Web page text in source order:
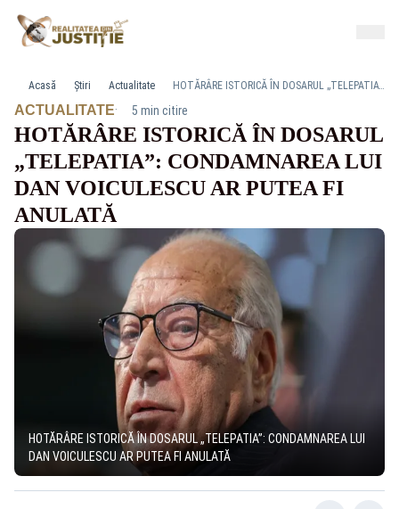
Acasă Știri Actualitate HOTĂRÂRE ISTORICĂ ÎN DOSARUL „TELEPATIA”: CONDAMNAREA LUI DAN VOICULESCU AR PUTEA FI ANULATĂ
ACTUALITATE· 5 min citire
HOTĂRÂRE ISTORICĂ ÎN DOSARUL
„TELEPATIA”: CONDAMNAREA LUI
DAN VOICULESCU AR PUTEA FI
ANULATĂ
HOTĂRÂRE ISTORICĂ ÎN DOSARUL „TELEPATIA”: CONDAMNAREA LUI
DAN VOICULESCU AR PUTEA FI ANULATĂ